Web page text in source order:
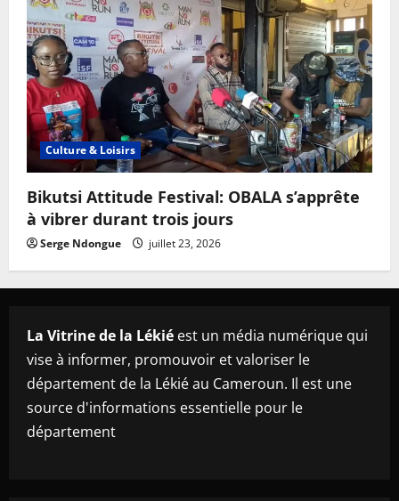
Culture & Loisirs
Bikutsi Attitude Festival: OBALA s’apprête
à vibrer durant trois jours
Serge Ndongue juillet 23, 2026
La Vitrine de la Lékié est un média numérique qui
vise à informer, promouvoir et valoriser le
département de la Lékié au Cameroun. Il est une
source d'informations essentielle pour le
département